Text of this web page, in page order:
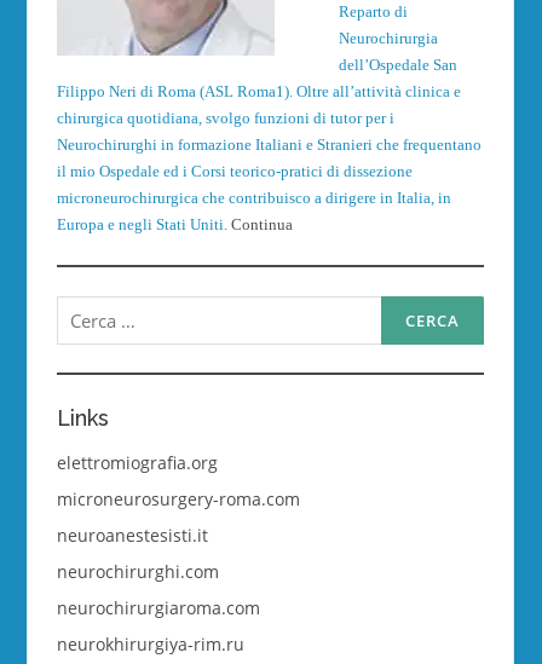
Reparto di
Neurochirurgia
dell’Ospedale San
Filippo Neri di Roma (ASL Roma1). Oltre all’attività clinica e
chirurgica quotidiana, svolgo funzioni di tutor per i
Neurochirurghi in formazione Italiani e Stranieri che frequentano
il mio Ospedale ed i Corsi teorico-pratici di dissezione
microneurochirurgica che contribuisco a dirigere in Italia, in
Europa e negli Stati Uniti. Continua
Ricerca
per:
Links
elettromiografia.org
microneurosurgery-roma.com
neuroanestesisti.it
neurochirurghi.com
neurochirurgiaroma.com
neurokhirurgiya-rim.ru